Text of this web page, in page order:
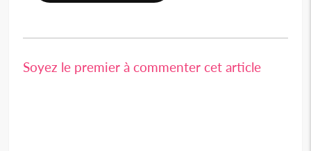
Soyez le premier à commenter cet article